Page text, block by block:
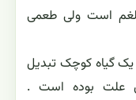
است ولی طعمی
روز از دانه به یک گیاه کوچک تبدیل
علت بوده است .